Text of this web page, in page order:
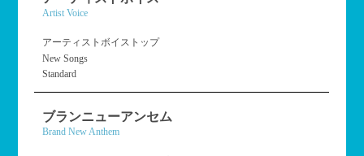
Artist Voice
アーティストボイストップ
New Songs
Standard
ブランニューアンセム
Brand New Anthem